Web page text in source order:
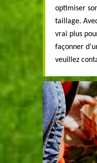
optimiser
taillage.
vrai plus
façonner
veuillez